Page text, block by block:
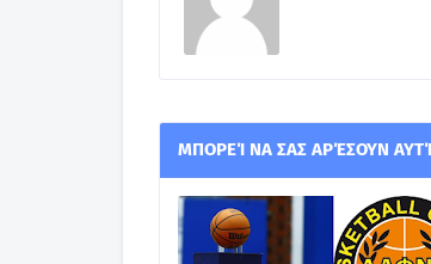
ΜΠΟΡΕΊ ΝΑ ΣΑΣ ΑΡΈΣΟΥΝ